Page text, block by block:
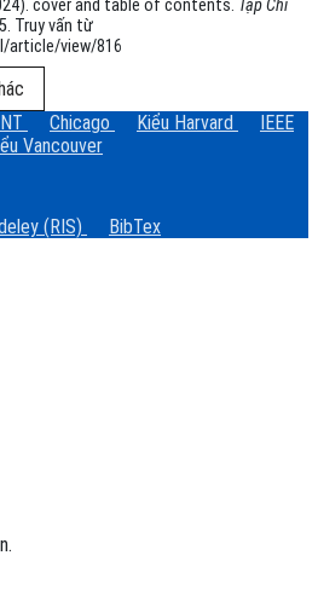
cover and table of contents. Tạp Chí
Truy vấn từ
article/view/816
Chicago Kiểu Harvard
IEEE
Vancouver
(RIS) BibTex